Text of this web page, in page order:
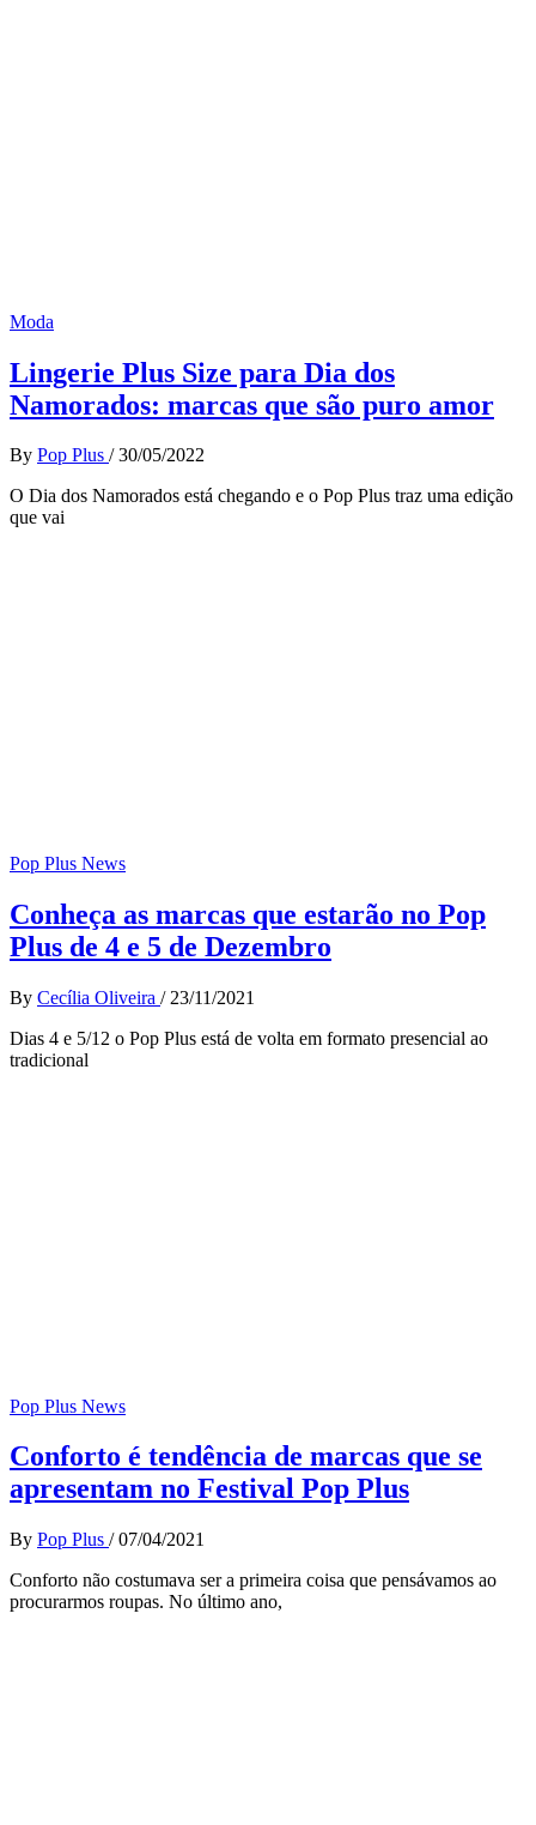
Moda
Lingerie Plus Size para Dia dos
Namorados: marcas que são puro amor
By Pop Plus / 30/05/2022
O Dia dos Namorados está chegando e o Pop Plus traz uma edição
que vai
Pop Plus News
Conheça as marcas que estarão no Pop
Plus de 4 e 5 de Dezembro
By Cecília Oliveira / 23/11/2021
Dias 4 e 5/12 o Pop Plus está de volta em formato presencial ao
tradicional
Pop Plus News
Conforto é tendência de marcas que se
apresentam no Festival Pop Plus
By Pop Plus / 07/04/2021
Conforto não costumava ser a primeira coisa que pensávamos ao
procurarmos roupas. No último ano,